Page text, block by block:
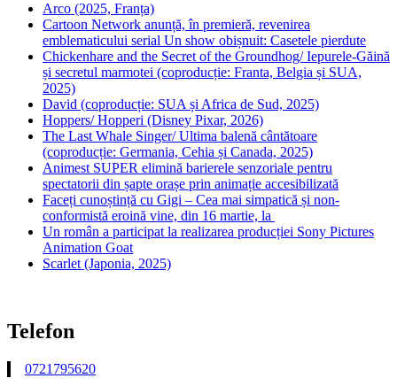
Arco (2025, Franța)
Cartoon Network anunță, în premieră, revenirea
emblematicului serial Un show obișnuit: Casetele pierdute
Chickenhare and the Secret of the Groundhog/ Iepurele-Găină
și secretul marmotei (coproducție: Franta, Belgia și SUA,
2025)
David (coproducție: SUA și Africa de Sud, 2025)
Hoppers/ Hopperi (Disney Pixar, 2026)
The Last Whale Singer/ Ultima balenă cântătoare
(coproducție: Germania, Cehia și Canada, 2025)
Animest SUPER elimină barierele senzoriale pentru
spectatorii din șapte orașe prin animație accesibilizată
Faceți cunoștință cu Gigi – Cea mai simpatică și non-
conformistă eroină vine, din 16 martie, la
Un român a participat la realizarea producției Sony Pictures
Animation Goat
Scarlet (Japonia, 2025)
Telefon
0721795620